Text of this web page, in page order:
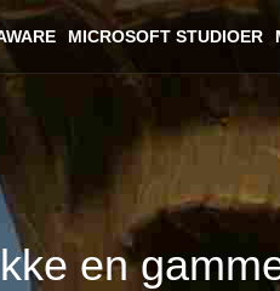
MICROSOFT STUDIOER
en